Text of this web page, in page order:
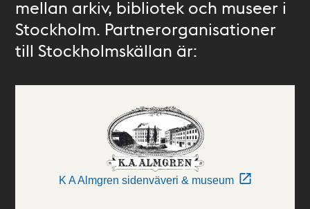
mellan arkiv, bibliotek och museer i
Stockholm. Partnerorganisationer
till Stockholmskällan är:
K A Almgren sidenväveri & museum